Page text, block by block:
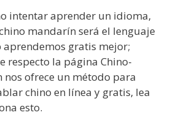
intentar aprender un idioma,
mandarín será el lenguaje
gratis mejor;
respecto la página Chino-
nos ofrece un método para
chino en línea y gratis, lea
esto.